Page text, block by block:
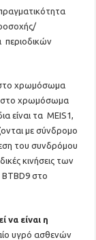
περιοδικών
στο χρωμόσωμα
χρωμόσωμα
είναι τα MEIS1,
με σύνδρομο
του συνδρόμου
κινήσεις των
BTBD9 στο
να είναι η
υγρό ασθενών